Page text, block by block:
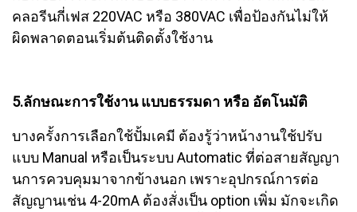
คลอรีนกี่เฟส 220VAC หรือ 380VAC เพื่อป้องกันไม่ให้
ผิดพลาดตอนเริ่มต้นติดตั้งใช้งาน
5.ลักษณะการใช้งาน แบบธรรมดา หรือ อัตโนมัติ
บางครั้งการเลือกใช้ปั้มเคมี ต้องรู้ว่าหน้างานใช้ปรับ
แบบ Manual หรือเป็นระบบ Automatic ที่ต่อสายสัญญา
นการควบคุมมาจากข้างนอก เพราะอุปกรณ์การต่อ
สัญญานเช่น 4-20mA ต้องสั่งเป็น option เพิ่ม มักจะเกิด